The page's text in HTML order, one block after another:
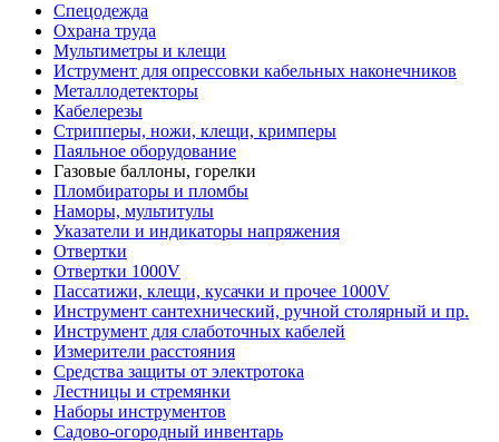
Спецодежда
Охрана труда
Мультиметры и клещи
Иструмент для опрессовки кабельных наконечников
Металлодетекторы
Кабелерезы
Стрипперы, ножи, клещи, кримперы
Паяльное оборудование
Газовые баллоны, горелки
Пломбираторы и пломбы
Наморы, мультитулы
Указатели и индикаторы напряжения
Отвертки
Отвертки 1000V
Пассатижи, клещи, кусачки и прочее 1000V
Инструмент сантехнический, ручной столярный и пр.
Инструмент для слаботочных кабелей
Измерители расстояния
Средства защиты от электротока
Лестницы и стремянки
Наборы инструментов
Садово-огородный инвентарь